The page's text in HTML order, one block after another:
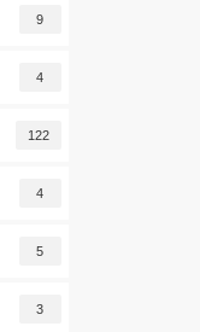
9
4
122
4
5
3